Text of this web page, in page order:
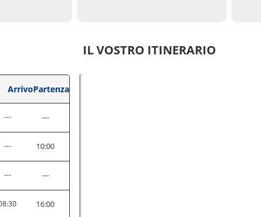
IL VOSTRO ITINERARIO
ArrivoPartenza
--- ---
--- 10:00
--- ---
16:00